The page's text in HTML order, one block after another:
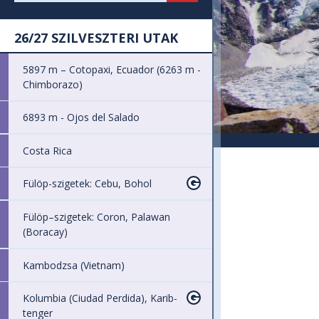
26/27 SZILVESZTERI UTAK
5897 m – Cotopaxi, Ecuador (6263 m -
Chimborazo)
6893 m - Ojos del Salado
Costa Rica
Fülöp-szigetek: Cebu, Bohol
Fülöp–szigetek: Coron, Palawan
(Boracay)
Kambodzsa (Vietnam)
Kolumbia (Ciudad Perdida), Karib-
tenger